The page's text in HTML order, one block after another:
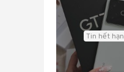
Tin hết hạn